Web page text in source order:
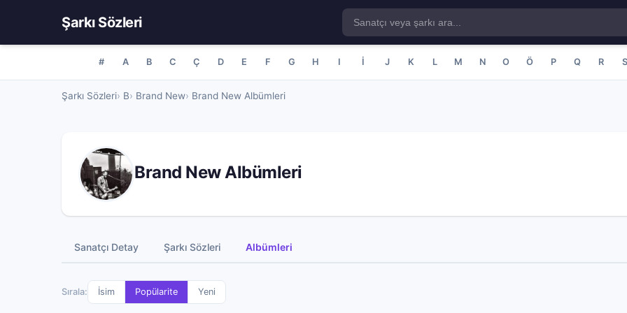
Şarkı Sözleri
# A B C Ç D E F G H I İ J K L M N O Ö P Q R S
Şarkı Sözleri B Brand New Brand New Albümleri
Brand New Albümleri
Sanatçı Detay Şarkı Sözleri Albümleri
Sırala: İsim Popülarite Yeni